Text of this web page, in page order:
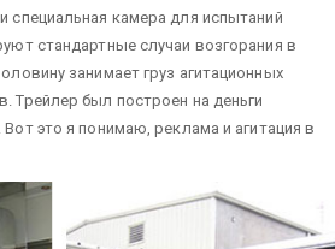
специальная камера для испытаний
стандартные случаи возгорания в
занимает груз агитационных
Трейлер был построен на деньги
это я понимаю, реклама и агитация в